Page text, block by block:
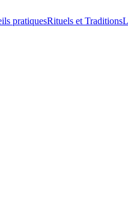
pratiquesRituels et Traditions